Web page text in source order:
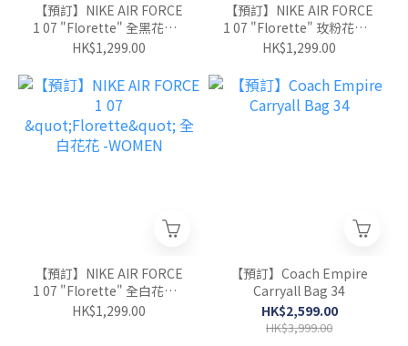
【預訂】NIKE AIR FORCE
1 07 "Florette" 全黑花花 -
WOMEN
HK$1,299.00
【預訂】NIKE AIR FORCE
1 07 "Florette" 玫粉花花 -
WOMEN
HK$1,299.00
【預訂】NIKE AIR FORCE
1 07 "Florette" 全白花花 -
WOMEN
HK$1,299.00
【預訂】Coach Empire
Carryall Bag 34
HK$2,599.00
HK$3,999.00